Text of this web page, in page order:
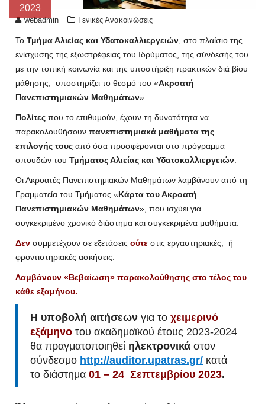
2023
webadmin Γενικές Ανακοινώσεις
Το Τμήμα Αλιείας και Υδατοκαλλιεργειών , στο πλαίσιο της
ενίσχυσης της εξωστρέφειας του Ιδρύματος, της σύνδεσής του
με την τοπική κοινωνία και της υποστήριξη πρακτικών διά βίου
μάθησης, υποστηρίζει το θεσμό του «Ακροατή
Πανεπιστημιακών Μαθημάτων».
Πολίτες που το επιθυμούν, έχουν τη δυνατότητα να
παρακολουθήσουν πανεπιστημιακά μαθήματα της
επιλογής τους από όσα προσφέρονται στo πρόγραμμα
σπουδών του Τμήματος Αλιείας και Υδατοκαλλιεργειών
Οι Ακροατές Πανεπιστημιακών Μαθημάτων λαμβάνουν από τη
Γραμματεία του Τμήματος «Κάρτα του Ακροατή
Πανεπιστημιακών Μαθημάτων», που ισχύει για
συγκεκριμένο χρονικό διάστημα και συγκεκριμένα μαθήματα.
Δεν συμμετέχουν σε εξετάσεις ούτε στις εργαστηριακές, ή
φροντιστηριακές ασκήσεις.
Λαμβάνουν «Βεβαίωση» παρακολούθησης στο τέλος του
κάθε εξαμήνου.
Η υποβολή αιτήσεων για το χειμερινό
εξάμηνο του ακαδημαϊκού έτους 2023-2024
θα πραγματοποιηθεί ηλεκτρονικά στον
σύνδεσμο http://auditor.upatras.gr/ κατά
το διάστημα 01 – 24 Σεπτεμβρίου 2023.